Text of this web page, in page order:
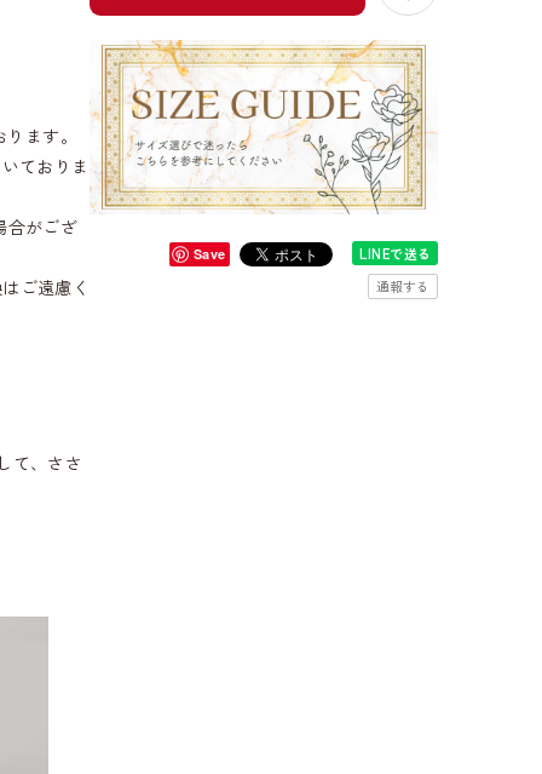
ます。
ておりま
合がござ
ご遠慮く
Save
LINEで送る
通報する
て、ささ